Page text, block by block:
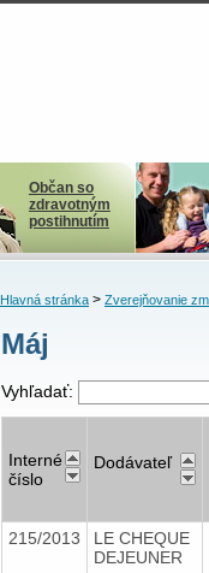
Občan so
zdravotným
postihnutím
Hlavná stránka> Zverejňovanie
Máj
Vyhľadať:
Interné
číslo
Dodávateľ
215/2013
LE CHEQUE
DEJEUNER